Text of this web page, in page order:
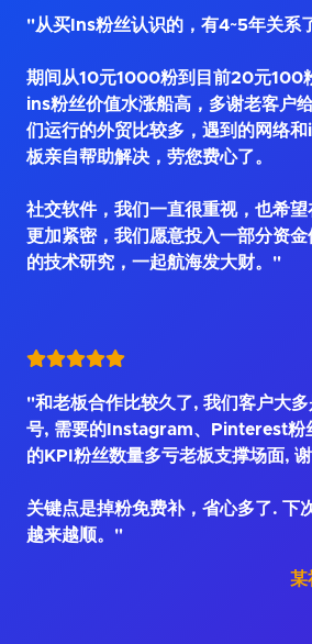
"从买Ins粉丝认识的，有4~5年关系
期间从10元1000粉到目前20元100
ins粉丝价值水涨船高，多谢老客户
们运行的外贸比较多，遇到的网络
板亲自帮助解决，劳您费心了。
社交软件，我们一直很重视，也希
更加紧密，我们愿意投入一部分资
的技术研究，一起航海发大财。"
"和老板合作比较久了, 我们客户大
号, 需要的Instagram、Pinterest粉
的KPI粉丝数量多亏老板支撑场面, 谢
关键点是掉粉免费补，省心多了. 下
越来越顺。"
某